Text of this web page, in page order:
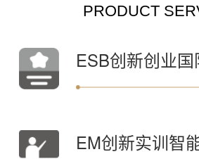
PRODUCT
ESB创新创业
EM创新实训智